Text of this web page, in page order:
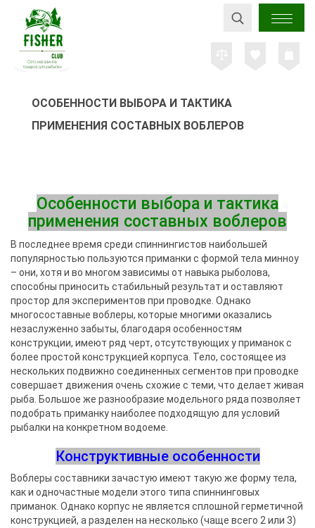
ОСОБЕННОСТИ ВЫБОРА И ТАКТИКА
ПРИМЕНЕНИЯ СОСТАВНЫХ ВОБЛЕРОВ
Особенности выбора и тактика
применения составных воблеров
В последнее время среди спиннингистов наибольшей
популярностью пользуются приманки с формой тела минноу
– они, хотя и во многом зависимы от навыка рыболова,
способны приносить стабильный результат и оставляют
простор для экспериментов при проводке. Однако
многосоставные воблеры, которые многими оказались
незаслуженно забыты, благодаря особенностям
конструкции, имеют ряд черт, отсутствующих у приманок с
более простой конструкцией корпуса. Тело, состоящее из
нескольких подвижно соединенных сегментов при проводке
совершает движения очень схожие с теми, что делает живая
рыба. Большое же разнообразие модельного ряда позволяет
подобрать приманку наиболее подходящую для условий
рыбалки на конкретном водоеме.
Конструктивные особенности
Воблеры составники зачастую имеют такую же форму тела,
как и одночастные модели этого типа спиннинговых
приманок. Однако корпус не является сплошной герметичной
конструкцией, а разделен на несколько (чаще всего 2 или 3)